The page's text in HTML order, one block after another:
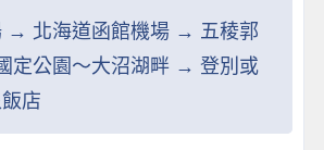
→ 北海道函館機場 → 五稜郭
定公園～大沼湖畔 → 登別或
店